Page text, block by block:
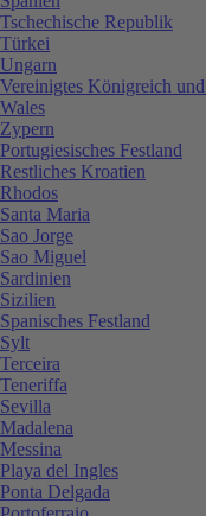
Tschechische Republik
Türkei
Ungarn
Vereinigtes Königreich
Wales
Zypern
Portugiesisches Festland
Restliches Kroatien
Rhodos
Santa Maria
Sao Jorge
Sao Miguel
Sardinien
Sizilien
Spanisches Festland
Sylt
Terceira
Teneriffa
Sevilla
Madalena
Messina
Playa del Ingles
Ponta Delgada